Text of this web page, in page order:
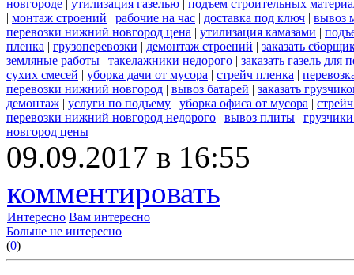
новгороде | утилизация газелью | подъем строительных
| монтаж строений | рабочие на час | доставка под ключ | вывоз
перевозки нижний новгород цена | утилизация камазами |
пленка | грузоперевозки | демонтаж строений | заказать
земляные работы | такелажники недорого | заказать газель
сухих смесей | уборка дачи от мусора | стрейч пленка |
перевозки нижний новгород | вывоз батарей | заказать
демонтаж | услуги по подъему | уборка офиса от мусора |
перевозки нижний новгород недорого | вывоз плиты |
новгород цены
09.09.2017 в 16:55
комментировать
Интересно Вам интересно
Больше не интересно
(0)